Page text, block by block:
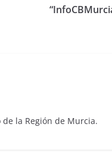
la Región de Murcia.